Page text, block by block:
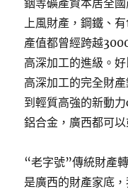
銦等礦產資本居全
上風財產，鋼鐵、
產值都曾經跨越
高深加工的進級。
高深加工的完全財
到輕質高強的新動
鋁合金，廣西都可以
“老字號”傳統財產
是廣西的財產家底